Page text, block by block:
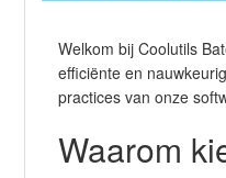
Welkom bij Coolutils
efficiënte en
practices van onze
Waarom